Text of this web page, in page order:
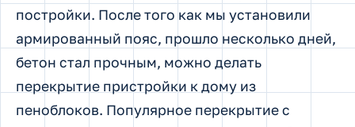
постройки. После того как мы установили
армированный пояс, прошло несколько дней,
бетон стал прочным, можно делать
перекрытие пристройки к дому из
пеноблоков. Популярное перекрытие с